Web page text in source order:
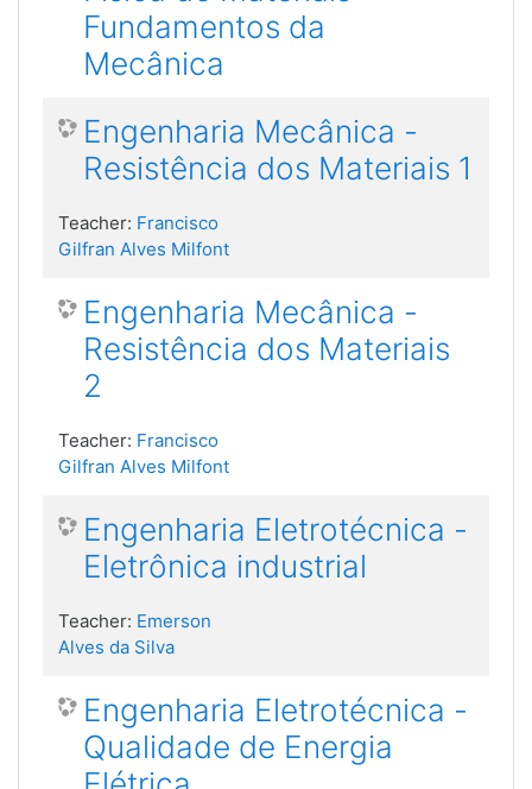
Fundamentos da
Mecânica
Engenharia Mecânica -
Resistência dos Materiais 1
Teacher: Francisco
Gilfran Alves Milfont
Engenharia Mecânica -
Resistência dos Materiais
2
Teacher: Francisco
Gilfran Alves Milfont
Engenharia Eletrotécnica -
Eletrônica industrial
Teacher: Emerson
Alves da Silva
Engenharia Eletrotécnica -
Qualidade de Energia